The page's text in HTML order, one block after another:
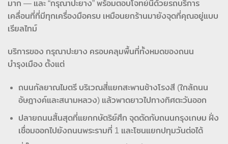
มาก — และ “กรุณาปะยาง” พร้อมตอบโจทย์นี้ด้วยรถบริการ
เคลื่อนที่ที่มีทุกเครื่องมือครบ เหมือนยกร้านมายังจุดที่คุณอยู่แบบ
เรียลไทม์
บริการของ กรุณาปะยาง ครอบคลุมพื้นที่ทั้งหมดของถนน
บำรุงเมือง ตั้งแต่
ถนนกัลยาณไมตรี บริเวณสี่แยกสะพานช้างโรงสี (ใกล้ถนน
อัษฎางค์และสนามหลวง) แล้วพาดยาวไปทางทิศตะวันออก​
ปลายถนนสิ้นสุดที่แยกกษัตริย์ศึก จุดตัดกับถนนกรุงเกษม ฝั่ง
เชื่อมออกไปยังถนนพระรามที่ 1 และโซนแยกปทุมวันต่อได้​